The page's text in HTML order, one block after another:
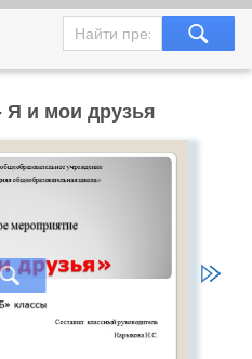
Я и мои друзья